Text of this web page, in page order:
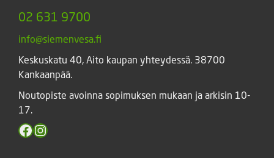
02 631 9700
info@siemenvesa.fi
Keskuskatu 40, Aito kaupan yhteydessä. 38700
Kankaanpää.
Noutopiste avoinna sopimuksen mukaan ja arkisin 10-
17.
Facebook
Instagram